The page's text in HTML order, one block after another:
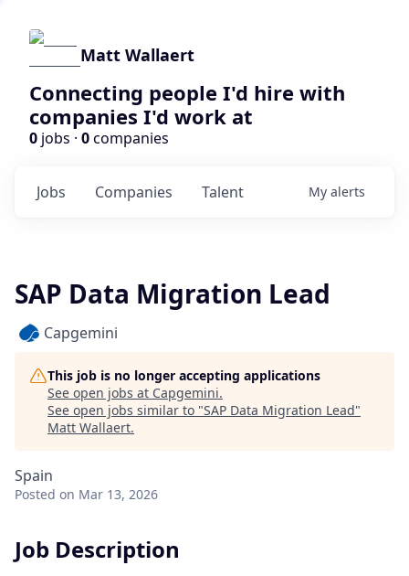
Matt Wallaert
Connecting people I'd hire with
companies I'd work at
0 jobs · 0companies
Jobs Companies Talent My alerts
SAP Data Migration Lead
Capgemini
This job is no longer accepting applications
See open jobs at Capgemini.
See open jobs similar to "SAP Data Migration Lead"
Matt Wallaert.
Spain
Posted on Mar 13, 2026
Job Description